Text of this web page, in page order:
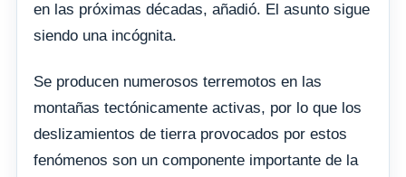
en las próximas décadas, añadió. El asunto sigue
siendo una incógnita.
Se producen numerosos terremotos en las
montañas tectónicamente activas, por lo que los
deslizamientos de tierra provocados por estos
fenómenos son un componente importante de la